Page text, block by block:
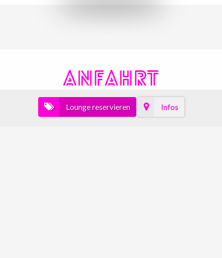
ANFAHRT
Lounge reservieren Infos